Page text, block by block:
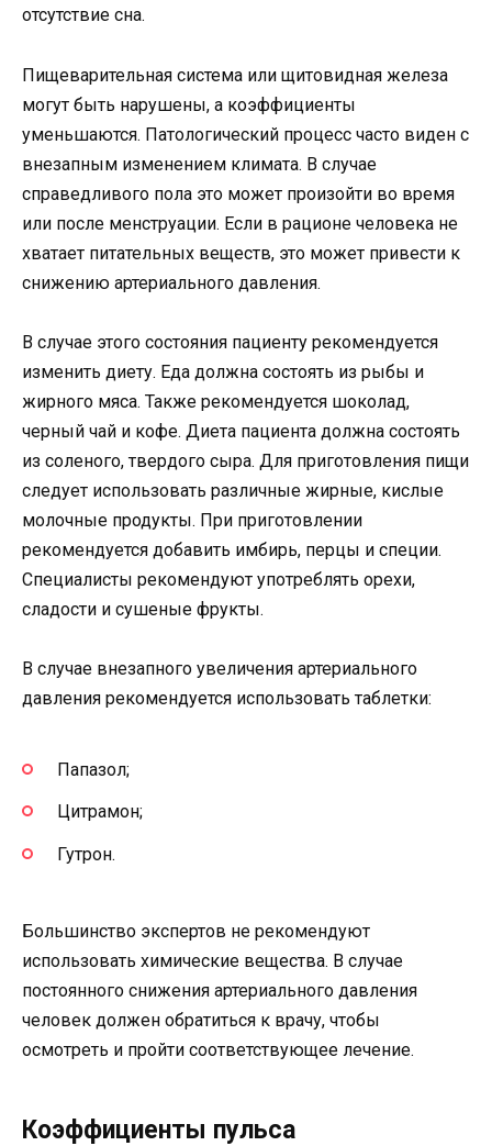
отсутствие сна.
Пищеварительная система или щитовидная железа
могут быть нарушены, а коэффициенты
уменьшаются. Патологический процесс часто виден с
внезапным изменением климата. В случае
справедливого пола это может произойти во время
или после менструации. Если в рационе человека не
хватает питательных веществ, это может привести к
снижению артериального давления.
В случае этого состояния пациенту рекомендуется
изменить диету. Еда должна состоять из рыбы и
жирного мяса. Также рекомендуется шоколад,
черный чай и кофе. Диета пациента должна состоять
из соленого, твердого сыра. Для приготовления пищи
следует использовать различные жирные, кислые
молочные продукты. При приготовлении
рекомендуется добавить имбирь, перцы и специи.
Специалисты рекомендуют употреблять орехи,
сладости и сушеные фрукты.
В случае внезапного увеличения артериального
давления рекомендуется использовать таблетки:
Папазол;
Цитрамон;
Гутрон.
Большинство экспертов не рекомендуют
использовать химические вещества. В случае
постоянного снижения артериального давления
человек должен обратиться к врачу, чтобы
осмотреть и пройти соответствующее лечение.
Коэффициенты пульса